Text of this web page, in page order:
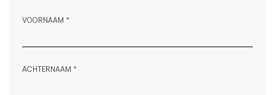
VOORNAAM *
ACHTERNAAM *